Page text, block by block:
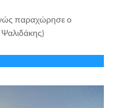
παραχώρησε ο